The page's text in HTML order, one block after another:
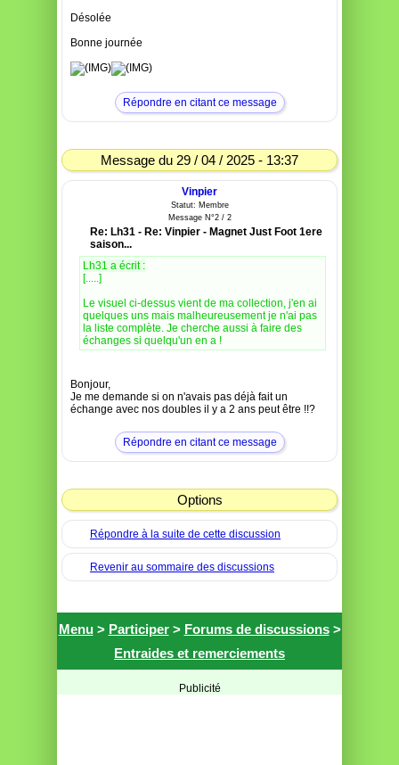
Désolée
Bonne journée
Répondre en citant ce message
Message du 29 / 04 / 2025 - 13:37
Vinpier
Statut: Membre
Message N°2 / 2
Re: Lh31 - Re: Vinpier - Magnet Just Foot 1ere
saison...
Lh31 a écrit :
[.....]
Le visuel ci-dessus vient de ma collection, j'en ai
quelques uns mais malheureusement je n'ai pas
la liste complète. Je cherche aussi à faire des
échanges si quelqu'un en a !
Bonjour,
Je me demande si on n'avais pas déjà fait un
échange avec nos doubles il y a 2 ans peut être !!?
Répondre en citant ce message
Options
Répondre à la suite de cette discussion
Revenir au sommaire des discussions
Menu> Participer> Forums de discussions>
Entraides et remerciements
Publicité